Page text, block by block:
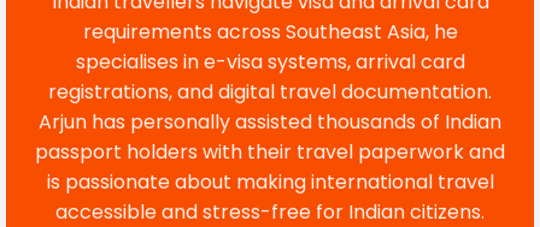
requirements across Southeast Asia, he
specialises in e-visa systems, arrival card
registrations, and digital travel documentation.
Arjun has personally assisted thousands of Indian
passport holders with their travel paperwork and
is passionate about making international travel
accessible and stress-free for Indian citizens.